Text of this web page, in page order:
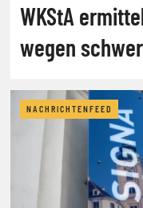
WKStA
wegen
NACHRICHTENFEED